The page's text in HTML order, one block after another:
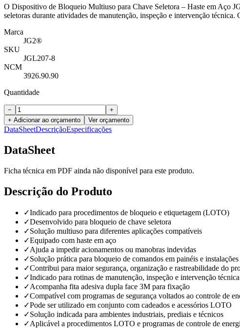
O Dispositivo de Bloqueio Multiuso para Chave Seletora – Haste em Aço
seletoras durante atividades de manutenção, inspeção e intervenção
Marca
JG2®
SKU
JGL207-8
NCM
3926.90.90
Quantidade
−
+
+ Adicionar ao orçamento
Ver orçamento
DataSheetDescriçãoEspecificações
DataSheet
Ficha técnica em PDF ainda não disponível para este produto.
Descrição do Produto
✓Indicado para procedimentos de bloqueio e etiquetagem (LOTO)
✓Desenvolvido para bloqueio de chave seletora
✓Solução multiuso para diferentes aplicações compatíveis
✓Equipado com haste em aço
✓Ajuda a impedir acionamentos ou manobras indevidas
✓Solução prática para bloqueio de comandos em painéis e
✓Contribui para maior segurança, organização e rastreabilidade do
✓Indicado para rotinas de manutenção, inspeção e intervenção técnica
✓Acompanha fita adesiva dupla face 3M para fixação
✓Compatível com programas de segurança voltados ao controle de
✓Pode ser utilizado em conjunto com cadeados e acessórios LOTO
✓Solução indicada para ambientes industriais, prediais e técnicos
✓Aplicável a procedimentos LOTO e programas de controle de